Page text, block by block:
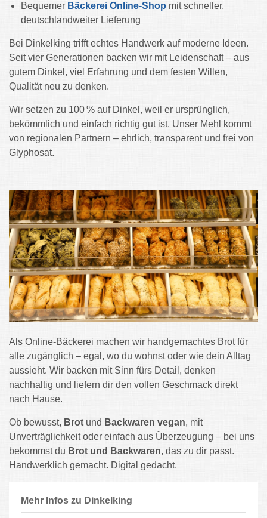
Bequemer Bäckerei Online-Shop mit schneller,
deutschlandweiter Lieferung
Bei Dinkelking trifft echtes Handwerk auf moderne Ideen.
Seit vier Generationen backen wir mit Leidenschaft – aus
gutem Dinkel, viel Erfahrung und dem festen Willen,
Qualität neu zu denken.
Wir setzen zu 100 % auf Dinkel, weil er ursprünglich,
bekömmlich und einfach richtig gut ist. Unser Mehl kommt
von regionalen Partnern – ehrlich, transparent und frei von
Glyphosat.
Als Online-Bäckerei machen wir handgemachtes Brot für
alle zugänglich – egal, wo du wohnst oder wie dein Alltag
aussieht. Wir backen mit Sinn fürs Detail, denken
nachhaltig und liefern dir den vollen Geschmack direkt
nach Hause.
Ob bewusst, Brot und Backwaren vegan, mit
Unverträglichkeit oder einfach aus Überzeugung – bei uns
bekommst du Brot und Backwaren, das zu dir passt.
Handwerklich gemacht. Digital gedacht.
Mehr Infos zu Dinkelking